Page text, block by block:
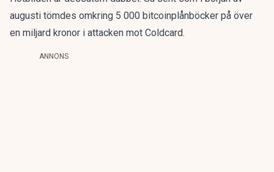
augusti tömdes omkring 5 000 bitcoinplånböcker på över
en miljard kronor i attacken mot Coldcard.
ANNONS